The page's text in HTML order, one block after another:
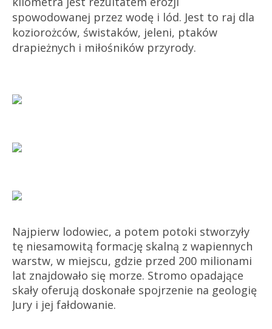
spowodowanej przez wodę i lód. Jest to raj dla
koziorożców, świstaków, jeleni, ptaków
drapieżnych i miłośników przyrody.
Najpierw lodowiec, a potem potoki stworzyły
tę niesamowitą formację skalną z wapiennych
warstw, w miejscu, gdzie przed 200 milionami
lat znajdowało się morze. Stromo opadające
skały oferują doskonałe spojrzenie na geologię
Jury i jej fałdowanie.